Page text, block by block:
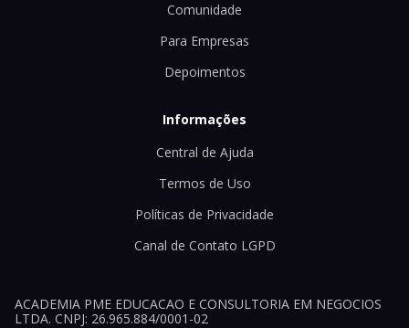
Comunidade
Para Empresas
Depoimentos
Informações
Central de Ajuda
Termos de Uso
Políticas de Privacidade
Canal de Contato LGPD
ACADEMIA PME EDUCACAO E CONSULTORIA EM NEGOCIOS
LTDA. CNPJ: 26.965.884/0001-02